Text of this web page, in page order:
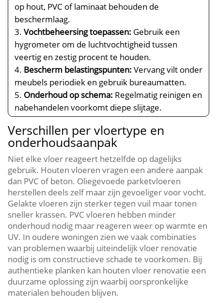
op hout, PVC of laminaat behouden de
beschermlaag.​
Vochtbeheersing toepassen: Gebruik een
hygrometer om de luchtvochtigheid tussen
veertig en zestig procent te houden.​
Bescherm belastingspunten: Vervang vilt onder
meubels periodiek en gebruik bureaumatten.​
Onderhoud op schema: Regelmatig reinigen en
nabehandelen voorkomt diepe slijtage.​
Verschillen per vloertype en
onderhoudsaanpak
Niet elke vloer reageert hetzelfde op dagelijks
gebruik.​ Houten vloeren vragen een andere aanpak
dan PVC of beton.​ Oliegevoede parketvloeren
herstellen deels zelf maar zijn gevoeliger voor vocht.​
Gelakte vloeren zijn sterker tegen vuil maar tonen
sneller krassen.​ PVC vloeren hebben minder
onderhoud nodig maar reageren weer op warmte en
UV.​ In oudere woningen zien we vaak combinaties
van problemen waarbij uiteindelijk vloer renovatie
nodig is om constructieve schade te voorkomen.​ Bij
authentieke planken kan houten vloer renovatie een
duurzame oplossing zijn waarbij oorspronkelijke
materialen behouden blijven.​